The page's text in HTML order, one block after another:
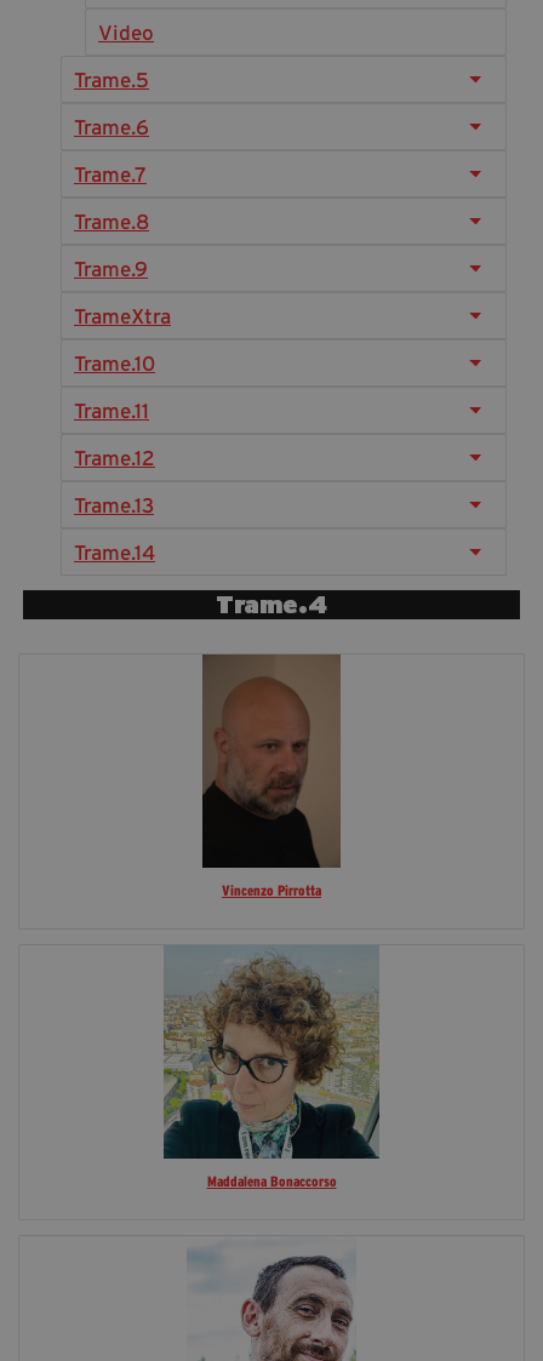
Diventa Partner
Fondazione Trame
Chi Siamo
#Trameascuola
Visioni Civiche
Archivio Storico
Contatti
segreteria@tramefestival.it
info@tramefestival.itTrame.4
Vincenzo Pirrotta
Maddalena Bonaccorso
Video
Trame.5
Trame.6
Trame.7
Trame.8
Trame.9
TrameXtra
Trame.10
Trame.11
Trame.12
Trame.13
Trame.14